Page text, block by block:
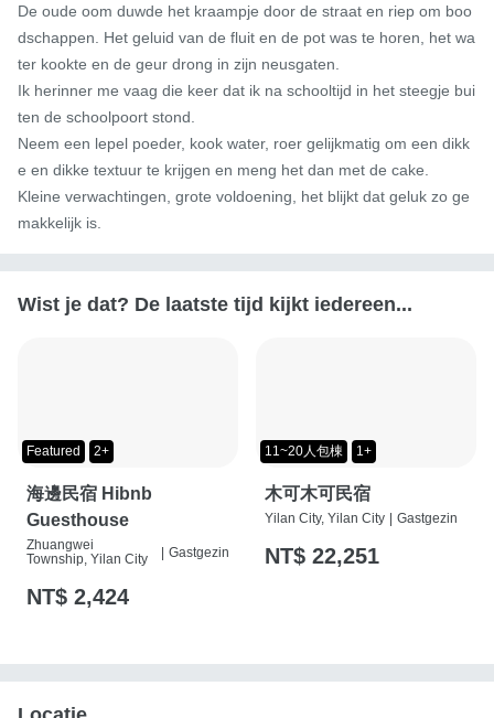
De oude oom duwde het kraampje door de straat en riep om boo
dschappen. Het geluid van de fluit en de pot was te horen, het wa
ter kookte en de geur drong in zijn neusgaten.
Ik herinner me vaag die keer dat ik na schooltijd in het steegje bui
ten de schoolpoort stond.
Neem een ​​lepel poeder, kook water, roer gelijkmatig om een ​​dikk
e en dikke textuur te krijgen en meng het dan met de cake.
Kleine verwachtingen, grote voldoening, het blijkt dat geluk zo ge
makkelijk is.
Wist je dat? De laatste tijd kijkt iedereen...
Featured 2+
海邊民宿 Hibnb
Guesthouse
Zhuangwei
Township, Yilan City
| Gastgezin
NT$ 2,424
11~20人包棟 1+
木可木可民宿
Yilan City, Yilan City Gastgezin
NT$ 22,251